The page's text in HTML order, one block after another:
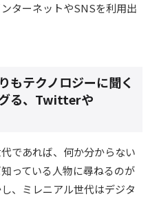
ターネットやSNSを利用出
もテクノロジーに聞く
グる、Twitterや
であれば、何か分からない
っている人物に尋ねるのが
、ミレニアル世代はデジタ